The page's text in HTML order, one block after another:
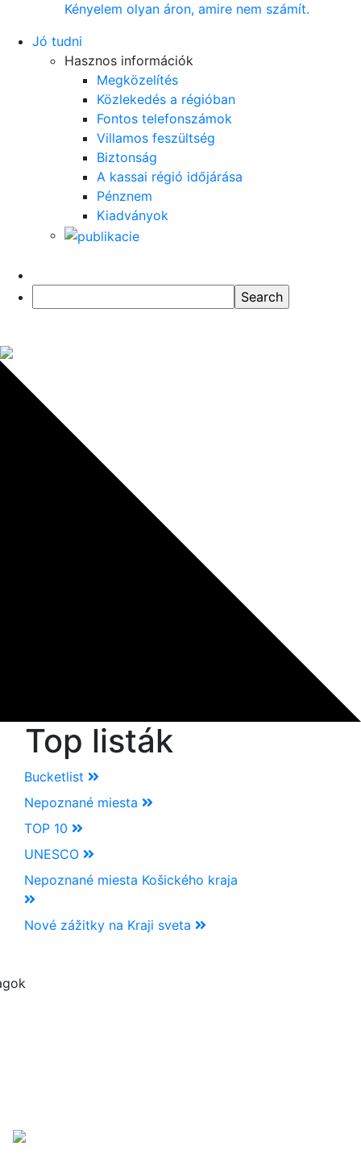
Kényelem olyan áron, amire nem számít.
Jó tudni
Hasznos információk
Megközelítés
Közlekedés a régióban
Fontos telefonszámok
Villamos feszültség
Biztonság
A kassai régió időjárása
Pénznem
Kiadványok
Top listák
Bucketlist
Nepoznané miesta
TOP 10
UNESCO
Nepoznané miesta Košického kraja
Nové zážitky na Kraji sveta